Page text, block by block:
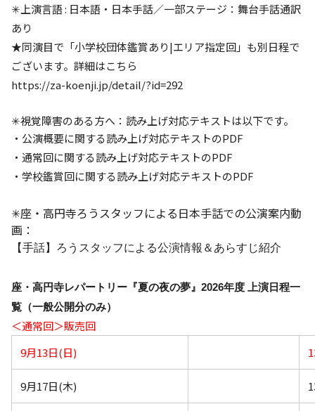
✳︎上演言語 : 日本語・日本手話／一部ステージ：舞台手話通訳
あり
★同演目で「小学校団体鑑賞あり|エリア指定回」も別日程で
ございます。詳細はこちら
https://za-koenji.jp/detail/?id=292
✳︎視覚障害のある方へ：読み上げ対応テキストは以下です。
・ 公演概要に関する読み上げ対応テキストのPDF
・ 通常回に関する読み上げ対応テキストのPDF
・ 学校鑑賞回に関する読み上げ対応テキストのPDF
✳︎座・高円寺ろうスタッフによる日本手話での公演案内動
画：
【手話】ろうスタッフによる公演情報＆あらすじ紹介
座・高円寺レパートリー『夏の夜の夢』2026年度 上演日程一
覧（一般公開分のみ）
＜通常回＞販売回
9月13日(日)
9月17日(木)